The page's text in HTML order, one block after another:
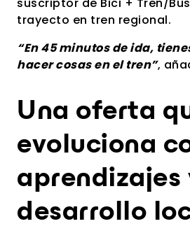
trayecto en tren regional.
“En 45 minutos de ida,
hacer cosas en el tren”,
Una oferta
evoluciona
aprendizajes
desarrollo